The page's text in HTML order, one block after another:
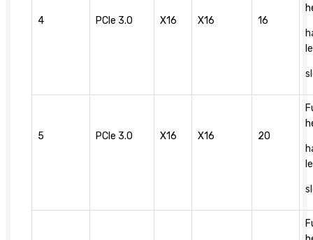
4 PCIe 3.0 X16 X16 16
5 PCIe 3.0 X16 X16 20